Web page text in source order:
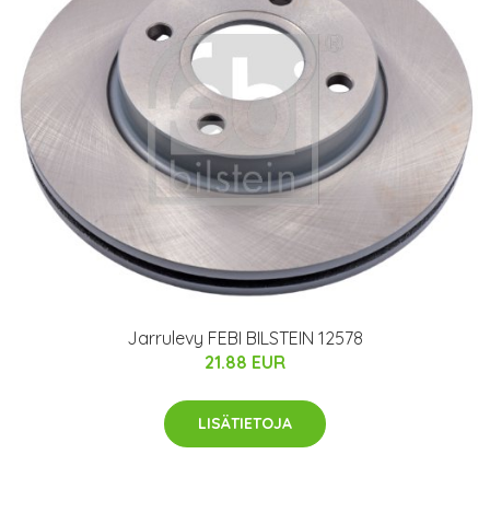
Jarrulevy FEBI BILSTEIN 12578
21.88 EUR
LISÄTIETOJA